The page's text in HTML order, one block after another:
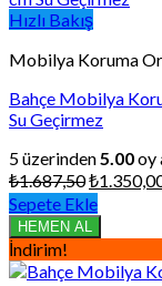
Hızlı Bakış
Mobilya Koruma
Bahçe Mobilya
Su Geçirmez
5 üzerinden 5.00oy
₺1.687,50Orijinal
fiyat:
₺1.687,50.
₺
Sepete Ekle
HEMEN AL
İndirim!